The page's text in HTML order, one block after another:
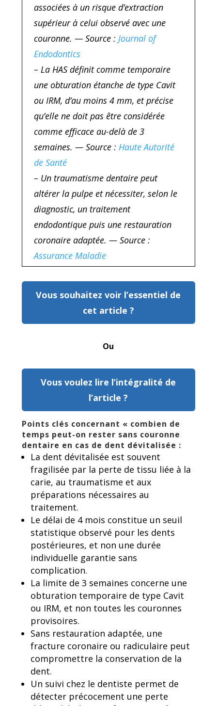
associées à un risque d’extraction
supérieur à celui observé avec une
couronne. — Source : Journal of
Endodontics
– La HAS définit comme temporaire
une obturation étanche de type Cavit
ou IRM, d’au moins 4 mm, et précise
qu’elle ne doit pas être considérée
comme efficace au-delà de 3
semaines. — Source : Haute Autorité
de Santé
– Un traumatisme dentaire peut
altérer la pulpe et nécessiter, selon le
diagnostic, un traitement
endodontique puis une restauration
coronaire adaptée. — Source :
Assurance Maladie
Vous souhaitez voir l’essentiel de
cet article ?
Ou
Vous voulez lire l’intégralité de
l’article ?
Points clés concernant « combien de
temps peut-on rester sans couronne
dentaire en cas de dent dévitalisée :
La dent dévitalisée est souvent
fragilisée par la perte de tissu liée à la
carie, au traumatisme et aux
préparations nécessaires au
traitement.
Le délai de 4 mois constitue un seuil
statistique observé pour les dents
postérieures, et non une durée
individuelle garantie sans
complication.
La limite de 3 semaines concerne une
obturation temporaire de type Cavit
ou IRM, et non toutes les couronnes
provisoires.
Sans restauration adaptée, une
fracture coronaire ou radiculaire peut
compromettre la conservation de la
dent.
Un suivi chez le dentiste permet de
détecter précocement une perte